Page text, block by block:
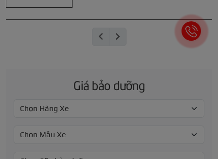
Giá bảo dưỡng